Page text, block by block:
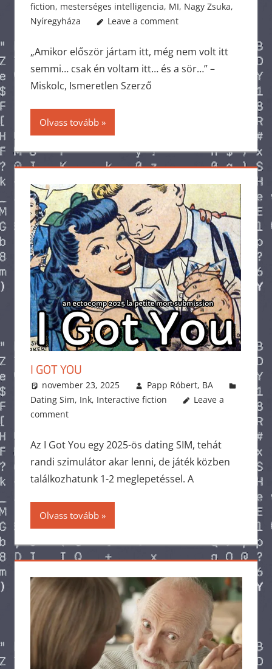
fiction, mesterséges intelligencia, MI, Nagy Zsuka,
Nyíregyháza
Leave a comment
„Amikor először jártam itt, még nem volt itt
semmi… csak én voltam itt… és a sör…” –
Miskolc, Ismeretlen Szerző
Olvass tovább
I GOT YOU
november 23, 2025
Papp Róbert, BA
Dating Sim, Ink, Interactive fiction
Leave a
comment
Az I Got You egy 2025-ös dating SIM, tehát
randi szimulátor akar lenni, de játék közben
találkozhatunk 1-2 meglepetéssel. A
Olvass tovább